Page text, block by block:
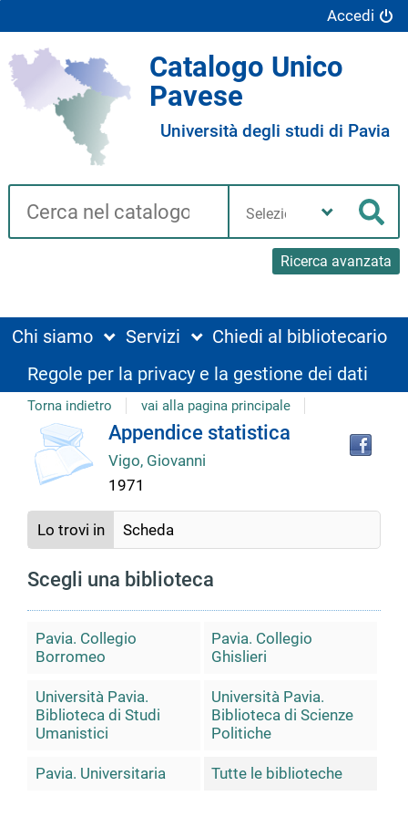
Accedi
Catalogo Unico
Pavese
Università degli studi di Pavia
Cerca su "Catalogo"
Ricerca avanzata
biblioteca
Chi siamo Servizi
Chiedi al bibliotecario
Regole per la privacy e la gestione dei dati
Torna indietro vai alla pagina principale
Dettaglio
del
documento
copertina Appendice statistica
Vigo, Giovanni
1971
Lo trovi in Scheda
Scegli una biblioteca
Pavia. Collegio
Borromeo
Pavia. Collegio
Ghislieri
Università Pavia.
Biblioteca di Studi
Umanistici
Università Pavia.
Biblioteca di Scienze
Politiche
Pavia. Universitaria Tutte le biblioteche